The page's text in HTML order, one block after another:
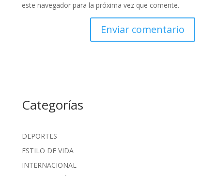
este navegador para la próxima vez que comente.
Categorías
DEPORTES
ESTILO DE VIDA
INTERNACIONAL